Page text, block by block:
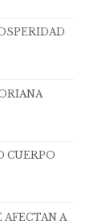
CUERPO
A